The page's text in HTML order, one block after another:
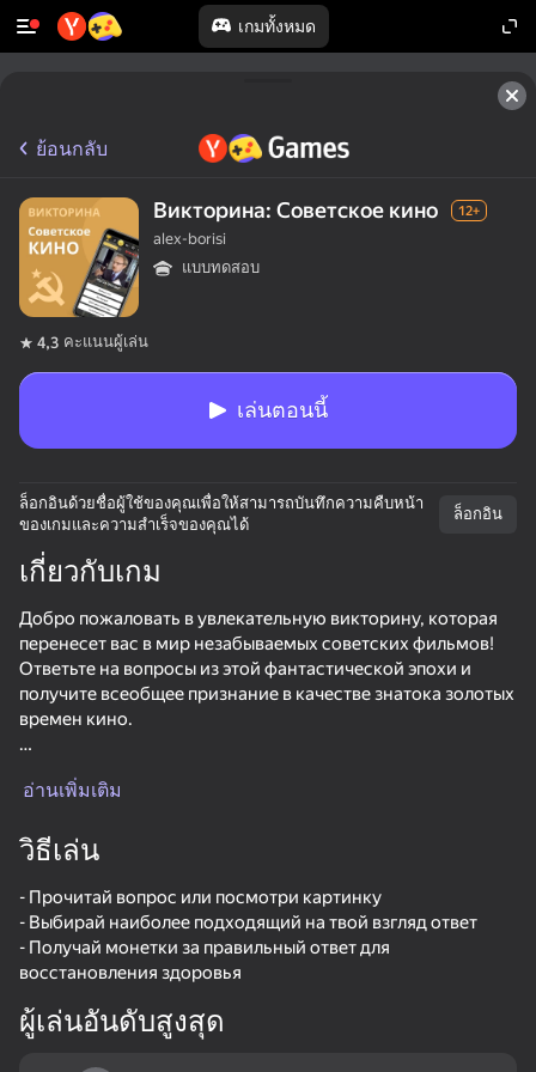
เกมทั้งหมด
68
36
ย้อนกลับ
Викторина: Советское кино 12+
alex-borisi
แบบทดสอบ
4,3 คะแนนผู้เล่น
เล่นตอนนี้
ล็อกอินด้วยชื่อผู้ใช้ของคุณเพื่อให้สามารถบันทึกความคืบหน้า
ของเกมและความสำเร็จของคุณได้
ล็อกอิน
เกี่ยวกับเกม
Добро пожаловать в увлекательную викторину, которая
перенесет вас в мир незабываемых советских фильмов!
Ответьте на вопросы из этой фантастической эпохи и
получите всеобщее признание в качестве знатока золотых
времен кино.
и эрудицию, но и весело проведете время. Вы сможете
восстановить здоровье, чтобы продолжить игру без
Итак, присоединяйтесь к нашей викторине и окунитесь в
ностальгическую атмосферу советских фильмов,
которые так любили все поколения нашей страны. Вы
Поехали!
อ่านเพิ่มเติม
วิธีเล่น
- Прочитай вопрос или посмотри картинку
- Выбирай наиболее подходящий на твой взгляд ответ
- Получай монетки за правильный ответ для
восстановления здоровья
ผู้เล่นอันดับสูงสุด